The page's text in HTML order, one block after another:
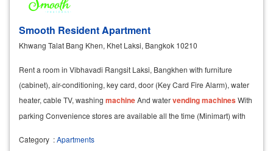
Smooth Resident Apartment
Khwang Talat Bang Khen, Khet Laksi, Bangkok 10210
Rent a room in Vibhavadi Rangsit Laksi, Bangkhen with furniture
(cabinet), air-conditioning, key card, door (Key Card Fire Alarm), water
heater, cable TV, washing machineAnd watervendingmachinesWith
parking Convenience stores are available all the time (Minimart) with
Category :Apartments